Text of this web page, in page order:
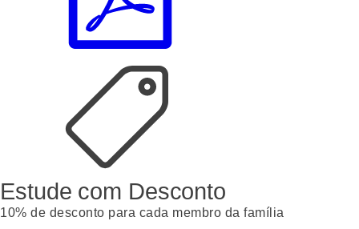
Estude com Desconto
10% de desconto para cada membro da família